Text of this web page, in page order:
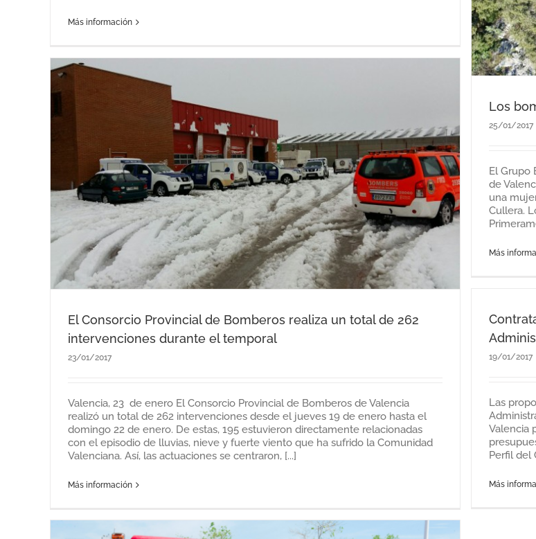
Más información
Los
25/01/2017
El Grupo
de
una
Cullera.
Más
El Consorcio Provincial de Bomberos realiza un total de 262
intervenciones durante el temporal
23/01/2017
Valencia, 23 de enero El Consorcio Provincial de Bomberos de Valencia
realizó un total de 262 intervenciones desde el jueves 19 de enero hasta el
domingo 22 de enero. De estas, 195 estuvieron directamente relacionadas
con el episodio de lluvias, nieve y fuerte viento que ha sufrido la Comunidad
Valenciana. Así, las actuaciones se centraron, [...]
Más información
19/01/2017
Las
Valencia
Perfil del
Más